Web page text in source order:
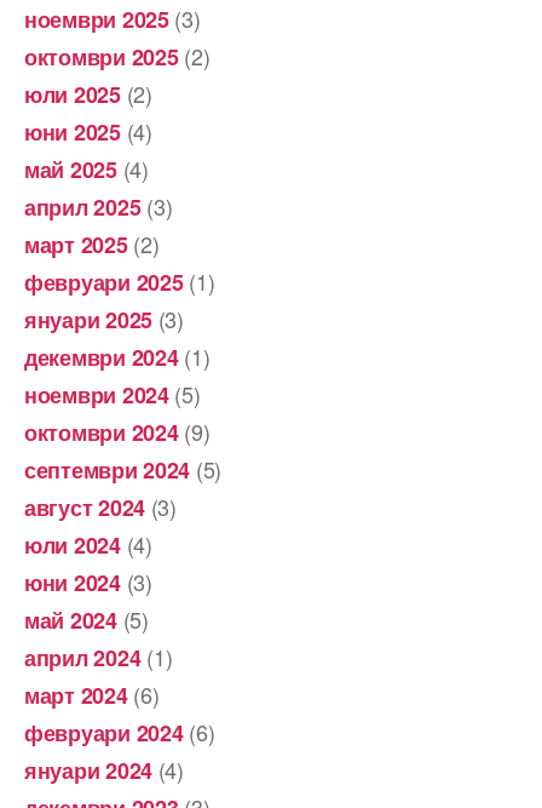
ноември 2025(3)
октомври 2025(2)
юли 2025(2)
юни 2025(4)
май 2025(4)
април 2025(3)
март 2025(2)
февруари 2025(1)
януари 2025 (3)
декември 2024(1)
ноември 2024(5)
октомври 2024(9)
септември 2024 (5)
август 2024 (3)
юли 2024(4)
юни 2024(3)
май 2024(5)
април 2024(1)
март 2024(6)
февруари 2024(6)
януари 2024 (4)